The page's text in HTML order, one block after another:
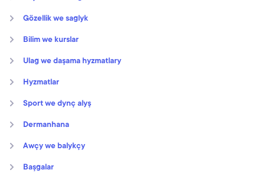
Gözellik we saglyk
Bilim we kurslar
Ulag we daşama hyzmatlary
Hyzmatlar
Sport we dynç alyş
Dermanhana
Awçy we balykçy
Başgalar